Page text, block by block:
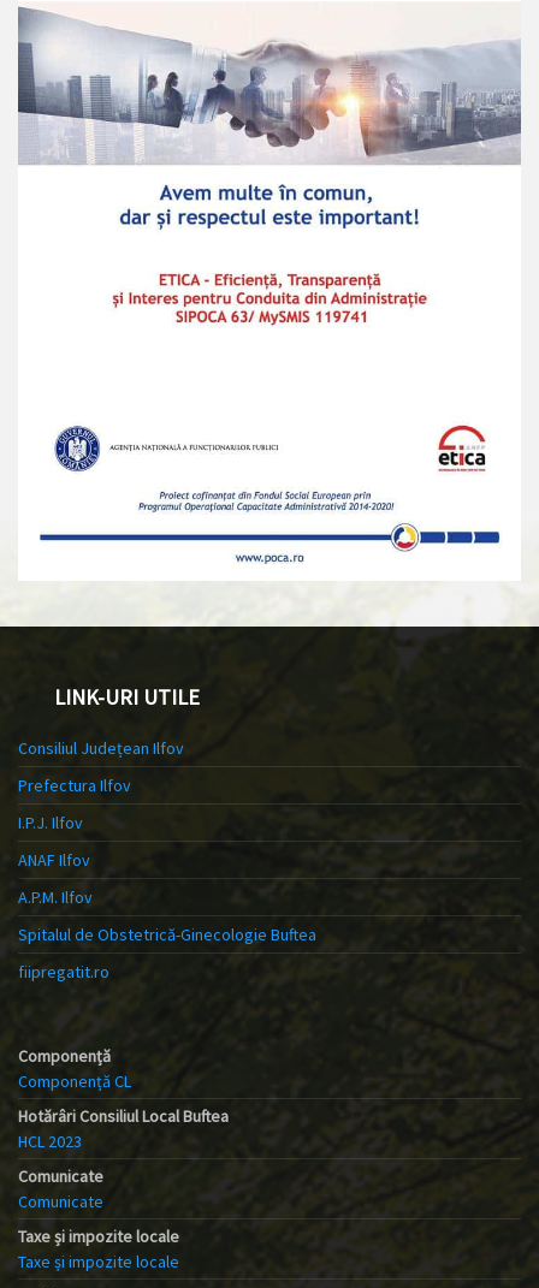
LINK-URI UTILE
Consiliul Județean Ilfov
Prefectura Ilfov
I.P.J. Ilfov
ANAF Ilfov
A.P.M. Ilfov
Spitalul de Obstetrică-Ginecologie Buftea
fiipregatit.ro
Componență
Componență CL
Hotărâri Consiliul Local Buftea
HCL 2023
Comunicate
Comunicate
Taxe și impozite locale
Taxe și impozite locale